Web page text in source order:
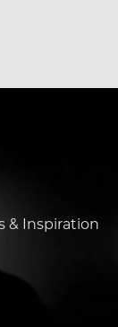
& Inspiration